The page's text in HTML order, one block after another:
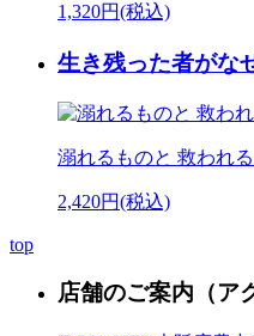
1,320円(税込)
生き残った者がな
溺れるものと 救われ
2,420円(税込)
top
店舗のご案内 （ア